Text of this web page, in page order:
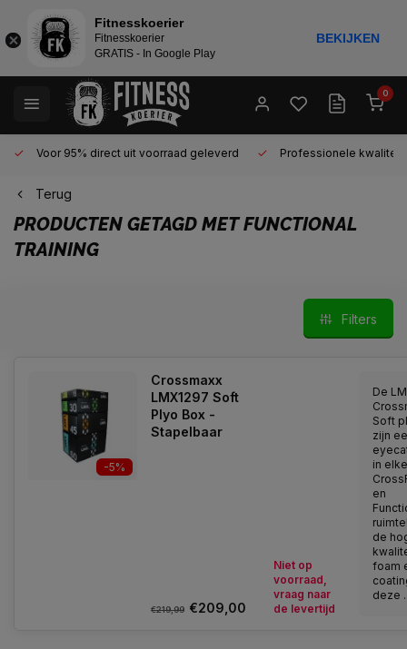
0
Voor 95% direct uit voorraad geleverd Professionele kwaliteit
Terug
PRODUCTEN GETAGD MET FUNCTIONAL
TRAINING
Filters
-5%
Crossmaxx
LMX1297 Soft
Plyo Box -
Stapelbaar
€219,99 €209,00
Niet op
voorraad,
vraag naar
de levertijd
De
Soft
zijn
in elke
en
de
foam
deze
Fitnesskoerier
Fitnesskoerier
GRATIS - In Google Play
BEKIJKEN